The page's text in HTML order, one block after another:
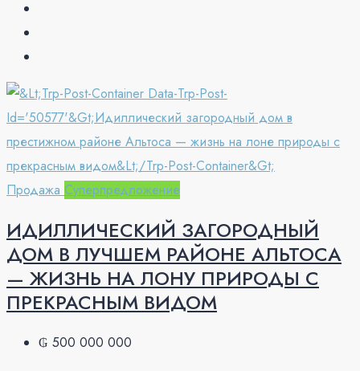
Продажа Суперпредложение
ИДИЛЛИЧЕСКИЙ ЗАГОРОДНЫЙ
ДОМ В ЛУЧШЕМ РАЙОНЕ АЛЬТОСА
— ЖИЗНЬ НА ЛОНУ ПРИРОДЫ С
ПРЕКРАСНЫМ ВИДОМ
₲ 500 000 000